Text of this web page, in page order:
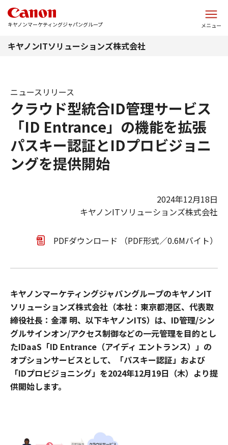
キヤノンマーケティングジャパングループ メニュー
キヤノンITソリューションズ株式会社
クラウド型統合ID管理サービス
「ID Entrance」の機能を拡張
パスキー認証とIDプロビジョニ
ングを提供開始
ニュースリリース
2024年12月18日
キヤノンITソリューションズ株式会社
PDFダウンロード （PDF形式／0.6Mバイト）
キヤノンマーケティングジャパングループのキヤノンIT
ソリューションズ株式会社（本社：東京都港区、代表取
締役社長：金澤 明、以下キヤノンITS）は、ID管理/シン
グルサインオン/アクセス制御などの一元管理を目的とし
たIDaaS「ID Entrance（アイディ エントランス）」の
オプションサービスとして、「パスキー認証」および
「IDプロビジョニング」を2024年12月19日（木）より提
供開始します。